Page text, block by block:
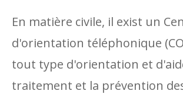
En matière civile, il exist un
d'orientation téléphonique
tout type d'orientation et
traitement et la prévention